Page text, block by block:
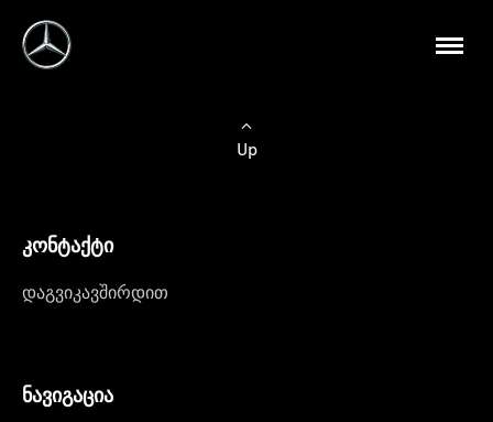
Up
კონტაქტი
დაგვიკავშირდით
ნავიგაცია